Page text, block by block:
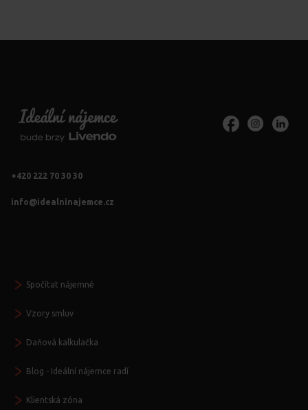
+420 222 70 30 30
info@idealninajemce.cz
Spočítat nájemné
Vzory smluv
Daňová kalkulačka
Blog - Ideální nájemce radí
Klientská zóna